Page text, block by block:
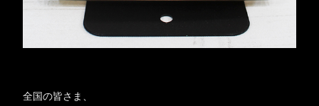
全国の皆さま、